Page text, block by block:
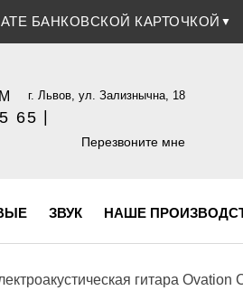
БАНКОВСКОЙ КАРТОЧКОЙ ▼
г. Львов, ул. Зализнычна, 18
65
(096) 609 84 32
Перезвоните мне
ЗВУК НАШЕ
гитара